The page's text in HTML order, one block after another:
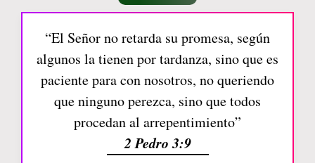
“El Señor no retarda su promesa, según
algunos la tienen por tardanza, sino que es
paciente para con nosotros, no queriendo
que ninguno perezca, sino que todos
procedan al arrepentimiento”
2 Pedro 3:9